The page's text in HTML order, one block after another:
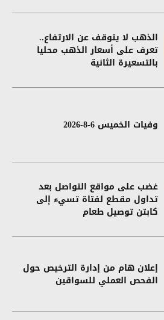
الذهب لا يتوقف عن الارتفاع..
تعرف على أسعار الذهب محليا
بالتسعيرة الثانية
وفيات الخميس 6-8-2026
غضب على مواقع التواصل بعد
تداول مقطع لفتاة تسيء إلى
كابتن توصيل طعام
إعلان هام من إدارة الترخيص حول
الفحص العملي للسواقين